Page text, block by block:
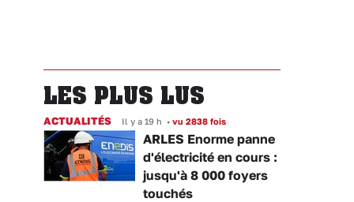
LES PLUS LUS
ACTUALITÉS Il y a 19 h • vu 2838 fois
ARLES Enorme panne
d'électricité en cours :
jusqu'à 8 000 foyers
touchés